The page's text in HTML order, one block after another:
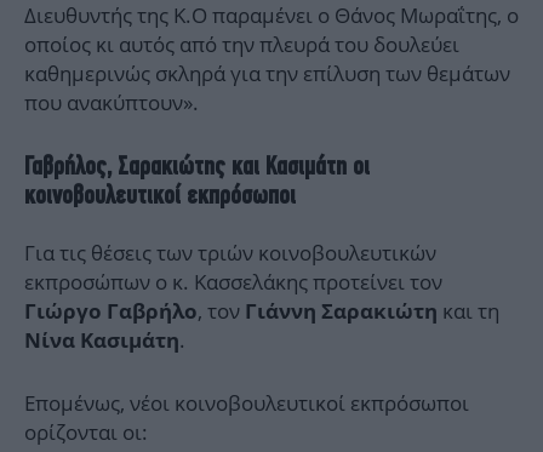
Διευθυντής της Κ.Ο παραμένει ο Θάνος Μωραΐτης, ο
οποίος κι αυτός από την πλευρά του δουλεύει
καθημερινώς σκληρά για την επίλυση των θεμάτων
που ανακύπτουν».
Γαβρήλος, Σαρακιώτης και Κασιμάτη οι
κοινοβουλευτικοί εκπρόσωποι
Για τις θέσεις των τριών κοινοβουλευτικών
εκπροσώπων ο κ. Κασσελάκης προτείνει τον
Γιώργο Γαβρήλο, τον Γιάννη Σαρακιώτη και τη
Νίνα Κασιμάτη.
Επομένως, νέοι κοινοβουλευτικοί εκπρόσωποι
ορίζονται οι: